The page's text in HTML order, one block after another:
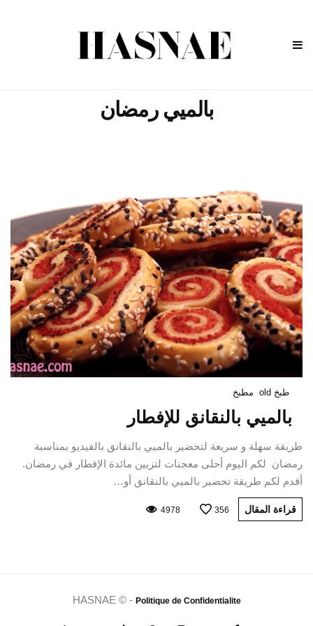
بالميي رمضان
طبخ old مطبخ
بالميي بالنقانق للإفطار
طريقة سهلة و سريعة لتحضير بالميي بالنقانق بالفيديو بمناسبة
رمضان لكم اليوم أحلى معجنات لتزيين مائدة الإفطار في رمضان.
أقدم لكم طريقة تحضير بالميي بالنقانق أو…
قراءة المقال 356
4978
HASNAE © - Politique de Confidentialite